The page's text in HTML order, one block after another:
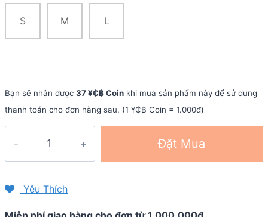
S M L
Bạn sẽ nhận được 37 ¥₵฿ Coin khi mua sản phẩm này để sử dụng
thanh toán cho đơn hàng sau. (1 ¥₵฿ Coin = 1.000đ)
bộ
Đặt Mua
Yêu Thích